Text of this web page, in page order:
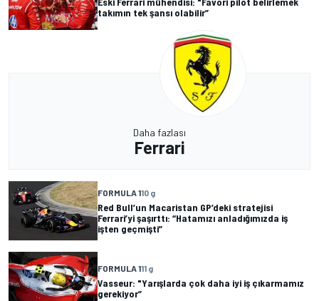
takımın tek şansı olabilir”
Daha fazlası
Ferrari
FORMULA 110 g
Red Bull’un Macaristan GP’deki stratejisi
Ferrari’yi şaşırttı: “Hatamızı anladığımızda iş
işten geçmişti”
FORMULA 111 g
Vasseur: "Yarışlarda çok daha iyi iş çıkarmamız
gerekiyor”